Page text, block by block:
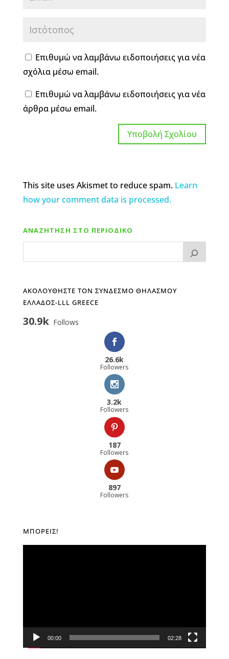
Επιθυμώ να λαμβάνω ειδοποιήσεις για νέα
σχόλια μέσω email.
Επιθυμώ να λαμβάνω ειδοποιήσεις για νέα
άρθρα μέσω email.
This site uses Akismet to reduce spam. Learn
how your comment data is processed.
ΑΝΑΖΗΤΗΣΗ ΣΤΟ ΠΕΡΙΟΔΙΚΟ
ΑΚΟΛΟΥΘΗΣΤΕ ΤΟΝ ΣΥΝΔΕΣΜΟ ΘΗΛΑΣΜΟΥ
ΕΛΛΑΔΟΣ-LLL GREECE
30.9k Follows
26.6k
Followers
3.2k
Followers
187
Followers
897
Followers
ΜΠΟΡΕΊΣ!
00:00 02:28